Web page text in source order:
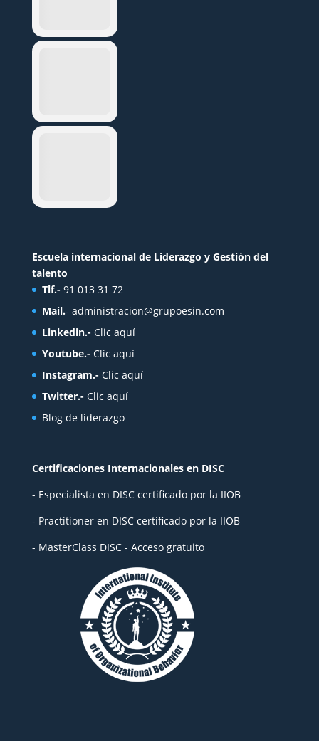
Escuela internacional de Liderazgo y Gestión del
talento
Tlf.- 91 013 31 72
Mail.- administracion@grupoesin.com
Linkedin.- Clic aquí
Youtube.- Clic aquí
Instagram.- Clic aquí
Twitter.- Clic aquí
Blog de liderazgo
Certificaciones Internacionales en DISC
- Especialista en DISC certificado por la IIOB
- Practitioner en DISC certificado por la IIOB
- MasterClass DISC - Acceso gratuito